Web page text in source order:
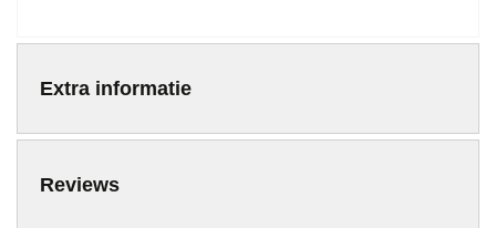
Extra informatie
Reviews